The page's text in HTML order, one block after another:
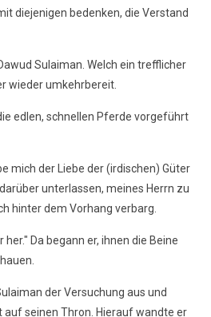
diejenigen bedenken, die Verstand
Sulaiman. Welch ein trefflicher
wieder umkehrbereit.
edlen, schnellen Pferde vorgeführt
mich der Liebe der (irdischen) Güter
unterlassen, meines Herrn zu
hinter dem Vorhang verbarg.
her." Da begann er, ihnen die Beine
der Versuchung aus und
auf seinen Thron. Hierauf wandte er